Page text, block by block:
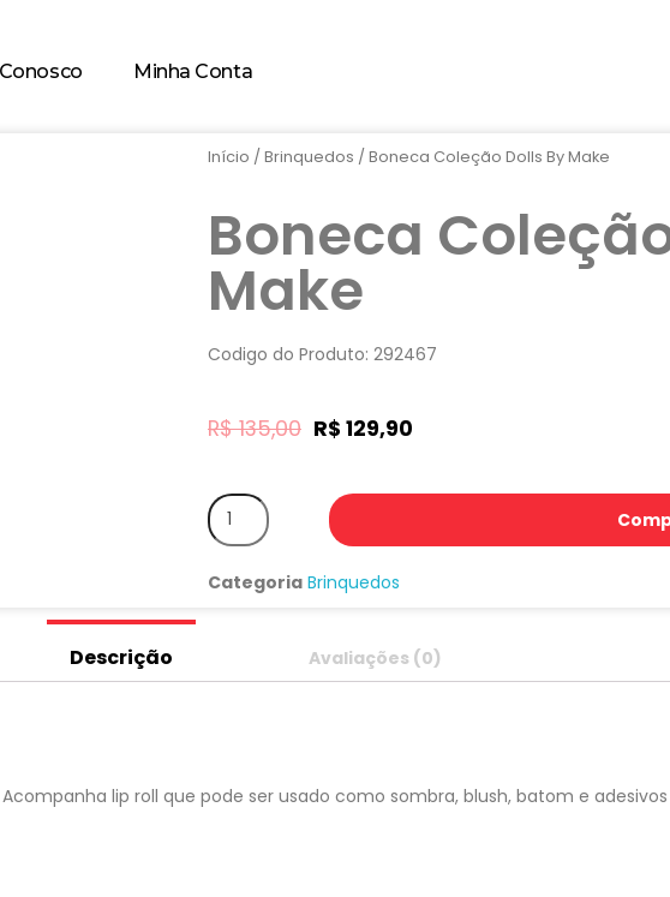
Minha Conta
Início / Brinquedos / Boneca Coleção Dolls By Make
Boneca
Make
Codigo do Produto: 292467
R$135,00 R$ 129,90
Categoria Brinquedos
Descrição Avaliações (0)
lip roll que pode ser usado como sombra, blush, batom e